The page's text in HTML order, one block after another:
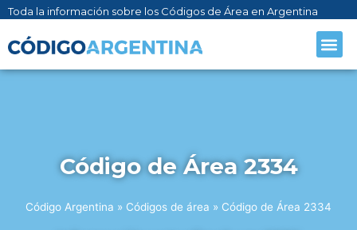
Toda la información sobre los Códigos de Área en Argentina
Código de Área 2334
Código Argentina » Códigos de área » Código de Área 2334